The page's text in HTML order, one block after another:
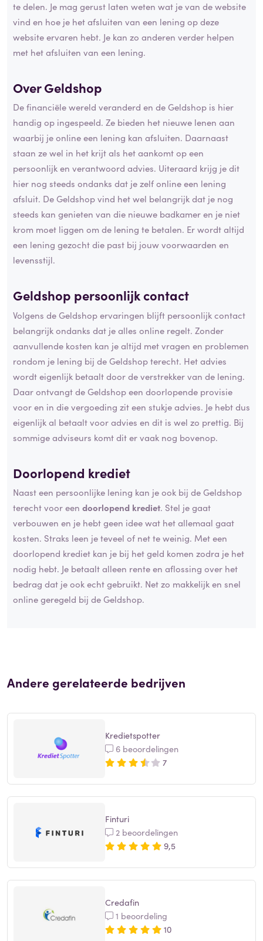
te delen. Je mag gerust laten weten wat je van de website
vind en hoe je het afsluiten van een lening op deze
website ervaren hebt. Je kan zo anderen verder helpen
met het afsluiten van een lening.
Over Geldshop
De financiële wereld veranderd en de Geldshop is hier
handig op ingespeeld. Ze bieden het nieuwe lenen aan
waarbij je online een lening kan afsluiten. Daarnaast
staan ze wel in het krijt als het aankomt op een
persoonlijk en verantwoord advies. Uiteraard krijg je dit
hier nog steeds ondanks dat je zelf online een lening
afsluit. De Geldshop vind het wel belangrijk dat je nog
steeds kan genieten van die nieuwe badkamer en je niet
krom moet liggen om de lening te betalen. Er wordt altijd
een lening gezocht die past bij jouw voorwaarden en
levensstijl.
Geldshop persoonlijk contact
Volgens de Geldshop ervaringen blijft persoonlijk contact
belangrijk ondanks dat je alles online regelt. Zonder
aanvullende kosten kan je altijd met vragen en problemen
rondom je lening bij de Geldshop terecht. Het advies
wordt eigenlijk betaalt door de verstrekker van de lening.
Daar ontvangt de Geldshop een doorlopende provisie
voor en in die vergoeding zit een stukje advies. Je hebt dus
eigenlijk al betaalt voor advies en dit is wel zo prettig. Bij
sommige adviseurs komt dit er vaak nog bovenop.
Doorlopend krediet
Naast een persoonlijke lening kan je ook bij de Geldshop
terecht voor een doorlopend krediet. Stel je gaat
verbouwen en je hebt geen idee wat het allemaal gaat
kosten. Straks leen je teveel of net te weinig. Met een
doorlopend krediet kan je bij het geld komen zodra je het
nodig hebt. Je betaalt alleen rente en aflossing over het
bedrag dat je ook echt gebruikt. Net zo makkelijk en snel
online geregeld bij de Geldshop.
Andere gerelateerde bedrijven
Kredietspotter
6 beoordelingen
7
Finturi
2 beoordelingen
9,5
Credafin
1 beoordeling
10